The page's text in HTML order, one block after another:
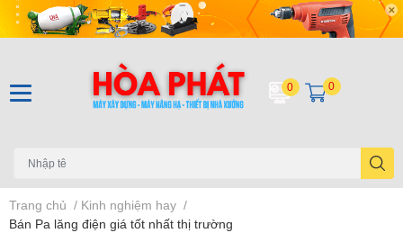
0 0
Trang chủ / Kinh nghiệm hay /
Bán Pa lăng điện giá tốt nhất thị trường